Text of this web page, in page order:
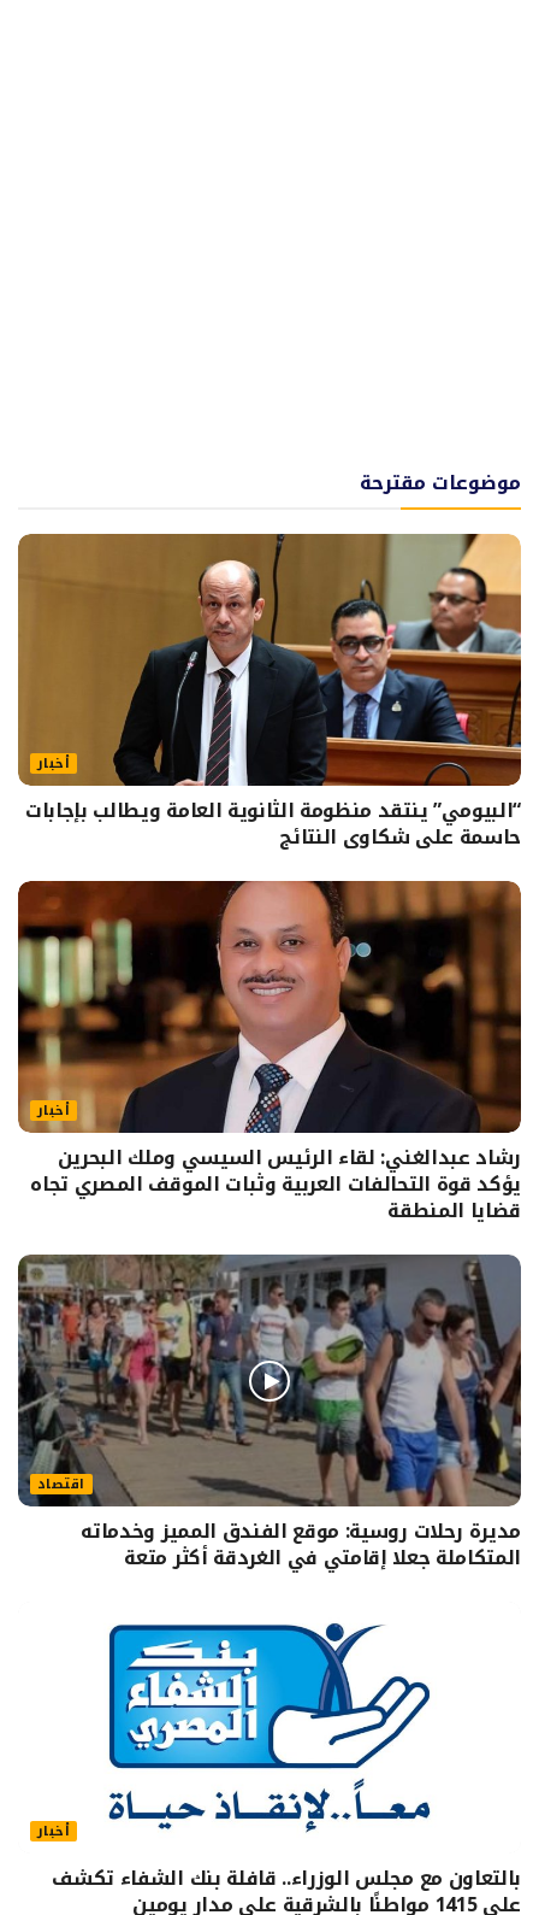
موضوعات مقترحة
أخبار
“البيومي” ينتقد منظومة الثانوية العامة ويطالب بإجابات
حاسمة على شكاوى النتائج
أخبار
رشاد عبدالغني: لقاء الرئيس السيسي وملك البحرين
يؤكد قوة التحالفات العربية وثبات الموقف المصري تجاه
قضايا المنطقة
اقتصاد
مديرة رحلات روسية: موقع الفندق المميز وخدماته
المتكاملة جعلا إقامتي في الغردقة أكثر متعة
أخبار
بالتعاون مع مجلس الوزراء.. قافلة بنك الشفاء تكشف
على 1415 مواطنًا بالشرقية على مدار يومين